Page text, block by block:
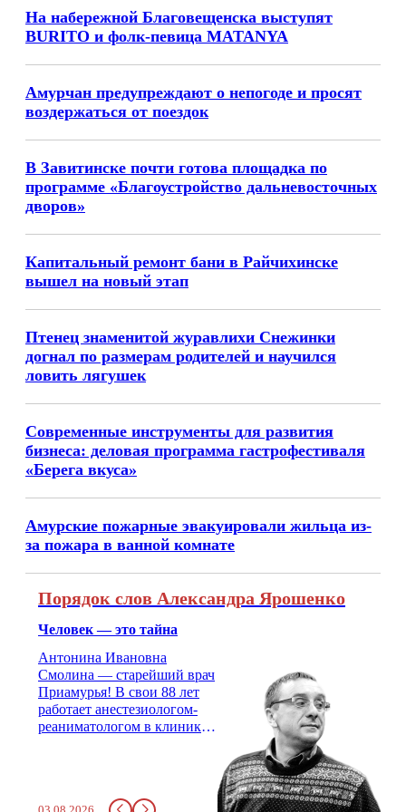
На набережной Благовещенска выступят
BURITO и фолк-певица MATANYA
Амурчан предупреждают о непогоде и просят
воздержаться от поездок
В Завитинске почти готова площадка по
программе «Благоустройство дальневосточных
дворов»
Капитальный ремонт бани в Райчихинске
вышел на новый этап
Птенец знаменитой журавлихи Снежинки
догнал по размерам родителей и научился
ловить лягушек
Современные инструменты для развития
бизнеса: деловая программа гастрофестиваля
«Берега вкуса»
Амурские пожарные эвакуировали жильца из-
за пожара в ванной комнате
Порядок слов Александра Ярошенко
Человек — это тайна
Антонина Ивановна
Смолина — старейший врач
Приамурья! В свои 88 лет
работает анестезиологом-
реаниматологом в клинике
стажем о жизни, смерти